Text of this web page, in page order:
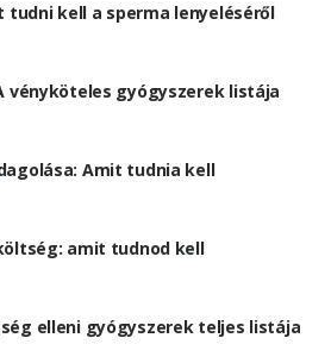
tudni kell a sperma lenyeléséről
vényköteles gyógyszerek listája
Amit tudnia kell
amit tudnod kell
elleni gyógyszerek teljes listája